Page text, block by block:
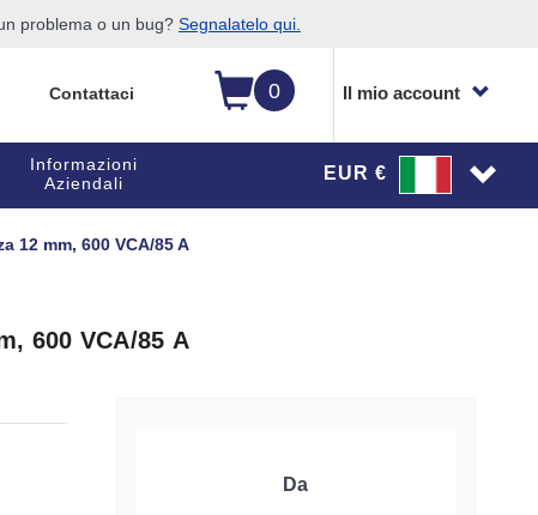
problema o un bug? Segnalatelo qui.
0 Il mio account
Contattaci
Informazioni
Aziendali
EUR €
12 mm, 600 VCA/85 A
600 VCA/85 A
Da